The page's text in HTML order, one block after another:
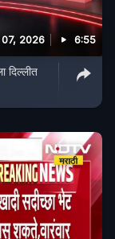
2026 6:55
दिल्लीत